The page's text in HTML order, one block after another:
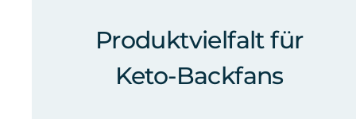
Produktvielfalt für
Keto-Backfans